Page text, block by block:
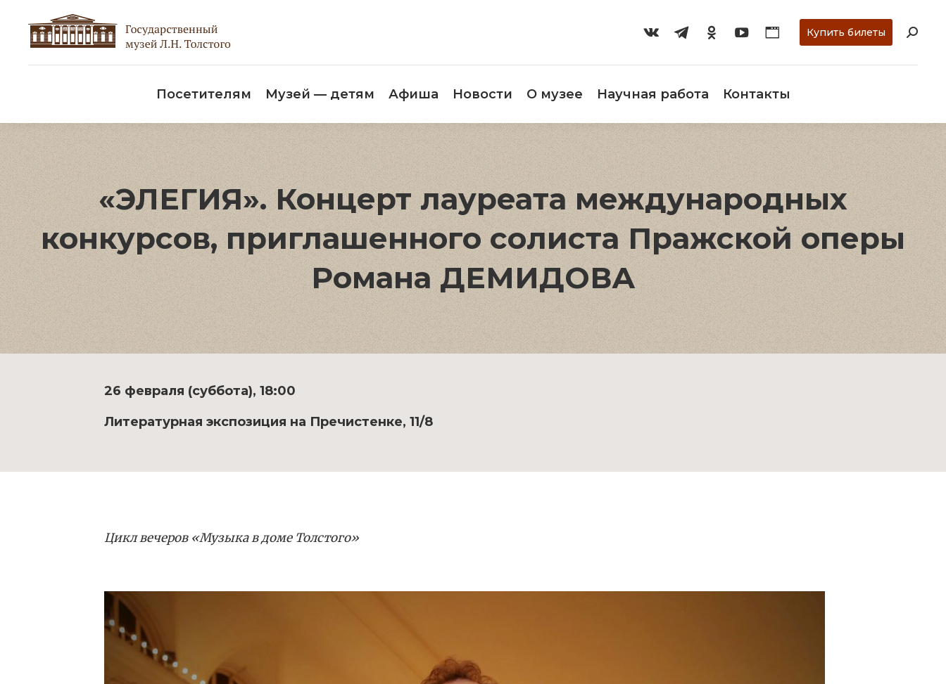
Купить билеты
Посетителям Музей — детям Афиша Новости О музее Научная работа Контакты
«ЭЛЕГИЯ». Концерт лауреата международных
конкурсов, приглашенного солиста Пражской оперы
Романа ДЕМИДОВА
26 февраля (суббота), 18:00
Литературная экспозиция на Пречистенке, 11/8
Цикл вечеров «Музыка в доме Толстого»
О музее Научная работа Контакты